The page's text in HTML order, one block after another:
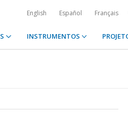
English Español Français
INSTRUMENTOS